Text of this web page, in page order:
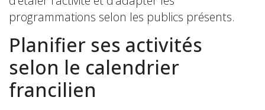
programmations selon les publics présents.
Planifier ses activités
selon le calendrier
francilien